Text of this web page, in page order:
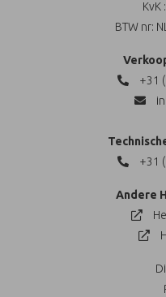
KvK
BTW nr:
+31
+31
Andere